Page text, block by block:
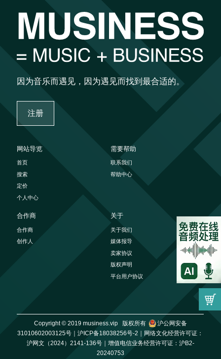
因为音乐而遇见，因为遇见而找到最合适的。
注册
网站导览
首页
搜索
定价
个人中心
需要帮助
联系我们
帮助中心
合作商
合作商
创作人
关于
关于我们
媒体报导
卖家协议
版权声明
平台用户协议
Copyright © 2019 musiness.vip 版权所有
沪公网安备
31010602003125号｜ 沪ICP备18038256号-2｜
网络文化经营许可证：
沪网文（2024）2141-136号｜ 增值电信业务经营许可证：沪B2-
20240753